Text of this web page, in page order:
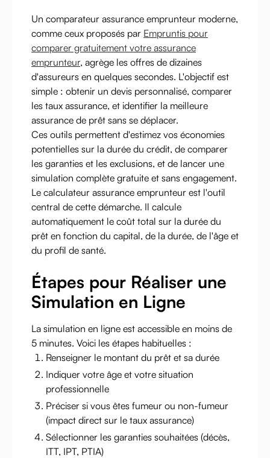
Un comparateur assurance emprunteur moderne,
comme ceux proposés par Empruntis pour
comparer gratuitement votre assurance
emprunteur, agrège les offres de dizaines
d'assureurs en quelques secondes. L'objectif est
simple : obtenir un devis personnalisé, comparer
les taux assurance, et identifier la meilleure
assurance de prêt sans se déplacer.
Ces outils permettent d'estimez vos économies
potentielles sur la durée du crédit, de comparer
les garanties et les exclusions, et de lancer une
simulation complète gratuite et sans engagement.
Le calculateur assurance emprunteur est l'outil
central de cette démarche. Il calcule
automatiquement le coût total sur la durée du
prêt en fonction du capital, de la durée, de l'âge et
du profil de santé.
Étapes pour Réaliser une
Simulation en Ligne
La simulation en ligne est accessible en moins de
5 minutes. Voici les étapes habituelles :
Renseigner le montant du prêt et sa durée
Indiquer votre âge et votre situation
professionnelle
Préciser si vous êtes fumeur ou non-fumeur
(impact direct sur le taux assurance)
Sélectionner les garanties souhaitées (décès,
ITT, IPT, PTIA)